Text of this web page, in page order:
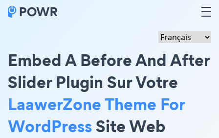
Embed A Before And After
Slider Plugin Sur Votre
LaawerZone Theme For
WordPressSite Web